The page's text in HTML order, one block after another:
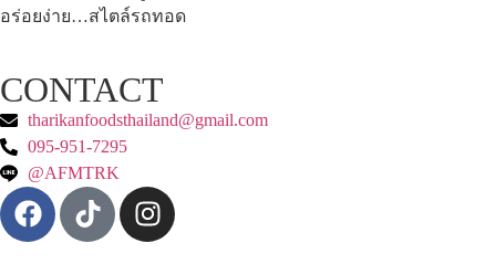
อร่อยง่าย…สไตล์รถทอด
CONTACT
tharikanfoodsthailand@gmail.com
095-951-7295
@AFMTRK